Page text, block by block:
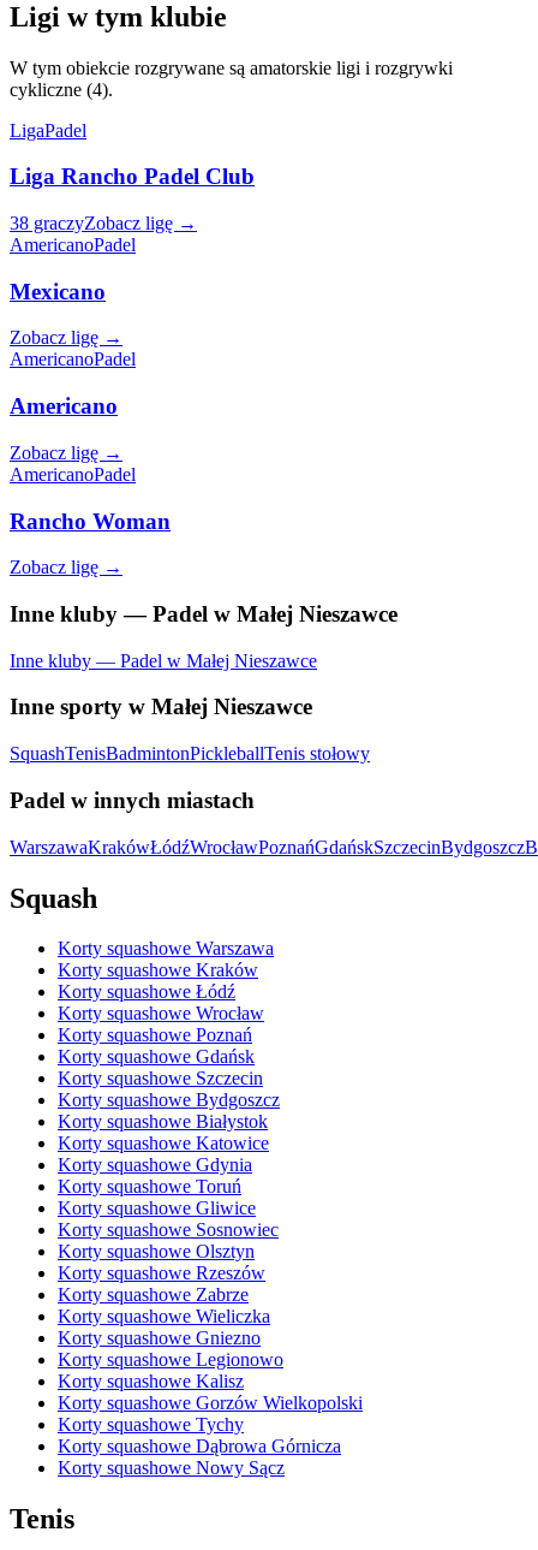
Ligi w tym klubie
W tym obiekcie rozgrywane są amatorskie ligi i rozgrywki
cykliczne (4).
LigaPadel
Liga Rancho Padel Club
38 graczyZobacz ligę →
AmericanoPadel
Mexicano
Zobacz ligę →
AmericanoPadel
Americano
Zobacz ligę →
AmericanoPadel
Rancho Woman
Zobacz ligę →
Inne kluby — Padel w Małej Nieszawce
Inne kluby — Padel w Małej Nieszawce
Inne sporty w Małej Nieszawce
SquashTenisBadmintonPickleballTenis stołowy
Padel w innych miastach
WarszawaKrakówŁódźWrocławPoznańGdańskSzczecinBydgoszcz
Squash
Korty squashowe Warszawa
Korty squashowe Kraków
Korty squashowe Łódź
Korty squashowe Wrocław
Korty squashowe Poznań
Korty squashowe Gdańsk
Korty squashowe Szczecin
Korty squashowe Bydgoszcz
Korty squashowe Białystok
Korty squashowe Katowice
Korty squashowe Gdynia
Korty squashowe Toruń
Korty squashowe Gliwice
Korty squashowe Sosnowiec
Korty squashowe Olsztyn
Korty squashowe Rzeszów
Korty squashowe Zabrze
Korty squashowe Wieliczka
Korty squashowe Gniezno
Korty squashowe Legionowo
Korty squashowe Kalisz
Korty squashowe Gorzów Wielkopolski
Korty squashowe Tychy
Korty squashowe Dąbrowa Górnicza
Korty squashowe Nowy Sącz
Tenis